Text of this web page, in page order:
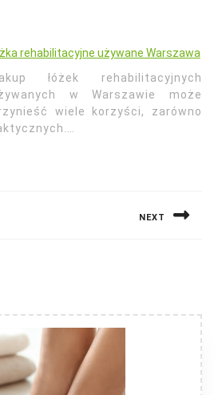
rehabilitacyjne używane Warszawa
łóżek rehabilitacyjnych
w Warszawie może
wiele korzyści, zarówno
NEXT